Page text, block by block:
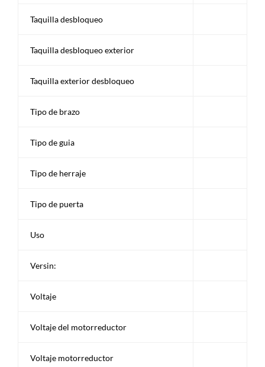
Taquilla desbloqueo
Taquilla desbloqueo exterior
Taquilla exterior desbloqueo
Tipo de brazo
Tipo de guia
Tipo de herraje
Tipo de puerta
Uso
Versin:
Voltaje
Voltaje del motorreductor
Voltaje motorreductor